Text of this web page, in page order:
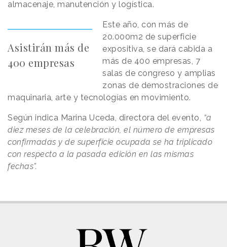
almacenaje, manutención y logística.
Asistirán más de
400 empresas
Este año, con más de
20.000m2 de superficie
expositiva, se dará cabida a
más de 400 empresas, 7
salas de congreso y amplias
zonas de demostraciones de
maquinaria, arte y tecnologías en movimiento.
Según indica Marina Uceda, directora del evento, “a
diez meses de la celebración, el número de empresas
confirmadas y de superficie ocupada se ha triplicado
con respecto a la pasada edición en las mismas
fechas”.